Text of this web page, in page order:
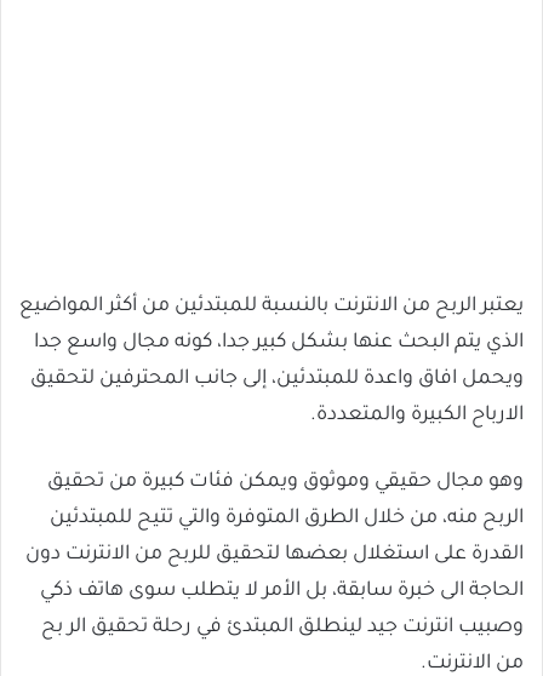
يعتبر الربح من الانترنت بالنسبة للمبتدئين من أكثر المواضيع
الذي يتم البحث عنها بشكل كبير جدا، كونه مجال واسع جدا
ويحمل افاق واعدة للمبتدئين، إلى جانب المحترفين لتحقيق
الارباح الكبيرة والمتعددة.
وهو مجال حقيقي وموثوق ويمكن فئات كبيرة من تحقيق
الربح منه، من خلال الطرق المتوفرة والتي تتيح للمبتدئين
القدرة على استغلال بعضها لتحقيق للربح من الانترنت دون
الحاجة الى خبرة سابقة، بل الأمر لا يتطلب سوى هاتف ذكي
وصبيب انترنت جيد لينطلق المبتدئ في رحلة تحقيق الر بح
من الانترنت.